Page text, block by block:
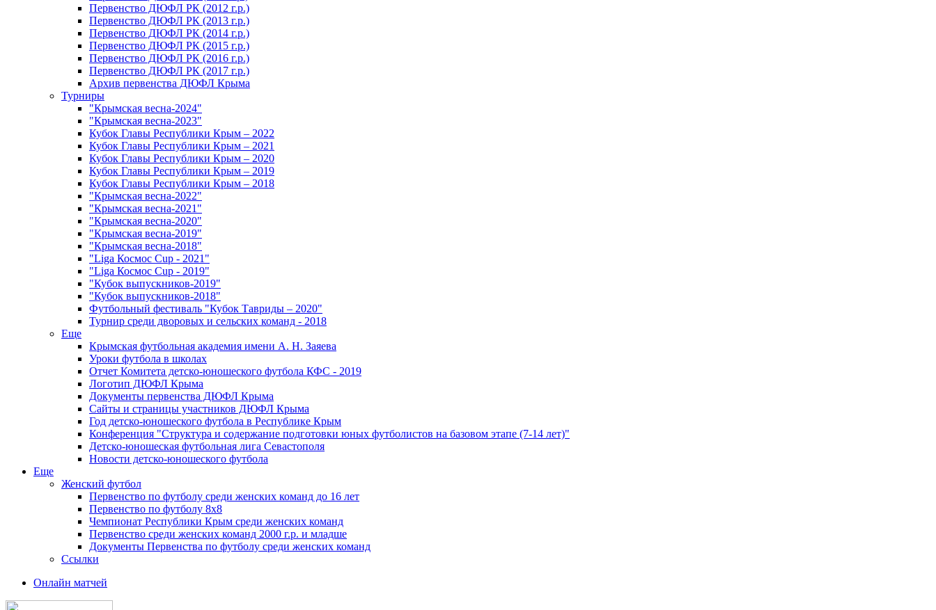
Первенство ДЮФЛ РК (2012 г.р.)
Первенство ДЮФЛ РК (2013 г.р.)
Первенство ДЮФЛ РК (2014 г.р.)
Первенство ДЮФЛ РК (2015 г.р.)
Первенство ДЮФЛ РК (2016 г.р.)
Первенство ДЮФЛ РК (2017 г.р.)
Архив первенства ДЮФЛ Крыма
Турниры
"Крымская весна-2024"
"Крымская весна-2023"
Кубок Главы Республики Крым – 2022
Кубок Главы Республики Крым – 2021
Кубок Главы Республики Крым – 2020
Кубок Главы Республики Крым – 2019
Кубок Главы Республики Крым – 2018
"Крымская весна-2022"
"Крымская весна-2021"
"Крымская весна-2020"
"Крымская весна-2019"
"Крымская весна-2018"
"Liga Космос Cup - 2021"
"Liga Космос Cup - 2019"
"Кубок выпускников-2019"
"Кубок выпускников-2018"
Футбольный фестиваль "Кубок Тавриды – 2020"
Турнир среди дворовых и сельских команд - 2018
Еще
Крымская футбольная академия имени А. Н. Заяева
Уроки футбола в школах
Отчет Комитета детско-юношеского футбола КФС - 2019
Логотип ДЮФЛ Крыма
Документы первенства ДЮФЛ Крыма
Сайты и страницы участников ДЮФЛ Крыма
Год детско-юношеского футбола в Республике Крым
Конференция "Структура и содержание подготовки юных футболистов на базовом этапе (7-14 лет)"
Детско-юношеская футбольная лига Севастополя
Новости детско-юношеского футбола
Еще
Женский футбол
Первенство по футболу среди женских команд до 16 лет
Первенство по футболу 8х8
Чемпионат Республики Крым среди женских команд
Первенство среди женских команд 2000 г.р. и младше
Документы Первенства по футболу среди женских команд
Ссылки
Онлайн матчей